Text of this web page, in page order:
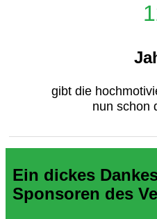
gibt die
nun schon
Ein dickes
Sponsoren des